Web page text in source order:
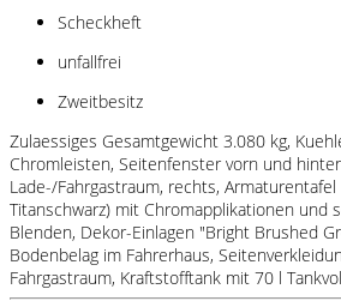
Scheckheft
unfallfrei
Zweitbesitz
Zulaessiges Gesamtgewicht 3.080 kg,
Chromleisten, Seitenfenster vorn und
Lade-/Fahrgastraum, rechts,
Titanschwarz) mit Chromapplikationen und
Blenden, Dekor-Einlagen "Bright Brushed
Bodenbelag im Fahrerhaus,
Fahrgastraum, Kraftstofftank mit 70 l